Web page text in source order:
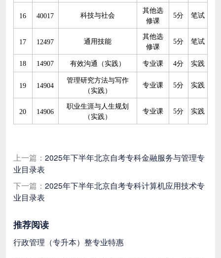
16 40017 科技与社会
其他选
修课
5分 笔试
17 12497 通用技能
其他选
修课
5分 笔试
18 14907 有效沟通（实践） 专业课 4分 实践
19 14904
管理研究方法与写作
（实践）
专业课 5分 实践
20 14906
职业生涯与人生规划
（实践）
专业课 5分 实践
上一篇： 2025年下半年北京自考专科金融服务与管理专
业目录表
下一篇： 2025年下半年北京自考专科计算机应用技术专
业目录表
推荐阅读
行政管理（专升本）整专业特惠